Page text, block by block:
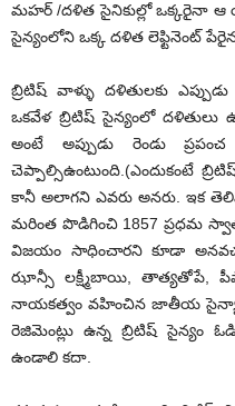
మహర్ /దళిత సైనికుల్లో ఒక్కరైనా ఆ
సైన్యంలోని ఒక్క దళిత లెఫ్టినెంట్
బ్రిటిష్ వాళ్ళు దళితులకు
ఒకవేళ బ్రిటిష్ సైన్యంలో
అంటే అప్పుడు రెండు
చెప్పాల్సిఉంటుంది.(ఎందుకంటే
కానీ అలాగని ఎవరు అనరు. ఇక
మరింత పొడిగించి 1857 ప్రధమ
విజయం సాధించారని కూడా
ఝాన్సీ లక్ష్మీబాయి, తాత్యతోపే,
నాయకత్వం వహించిన జాతీయ
రెజిమెంట్లు ఉన్న బ్రిటిష్ సైన్యం
ఉండాలి కదా.